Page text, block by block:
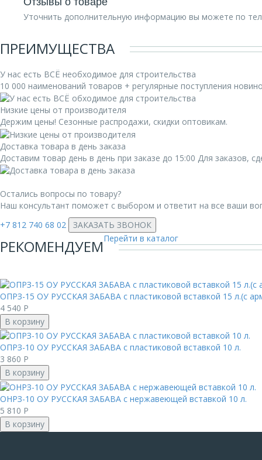
Уточнить дополнительную информацию вы можете по
ПРЕИМУЩЕСТВА
У нас есть ВСЁ необходимое для строительства
10 000 наименований товаров + регулярные поступления
Низкие цены от производителя
Держим цены! Сезонные распродажи, скидки оптовикам.
Доставка товара в день заказа
Доставим товар день в день при заказе до 15:00 Для заказов,
Остались вопросы по товару?
Наш консультант поможет с выбором и ответит на все ваши
+7 812 740 68 02
ЗАКАЗАТЬ ЗВОНОК
РЕКОМЕНДУЕМПерейти в каталог
ОПРЗ-15 ОУ РУССКАЯ ЗАБАВА с пластиковой вставкой 15 л.(с
4 540 Р
В корзину
ОПРЗ-10 ОУ РУССКАЯ ЗАБАВА с пластиковой вставкой 10 л.
3 860 Р
В корзину
ОНРЗ-10 ОУ РУССКАЯ ЗАБАВА с нержавеющей вставкой 10 л.
5 810 Р
В корзину